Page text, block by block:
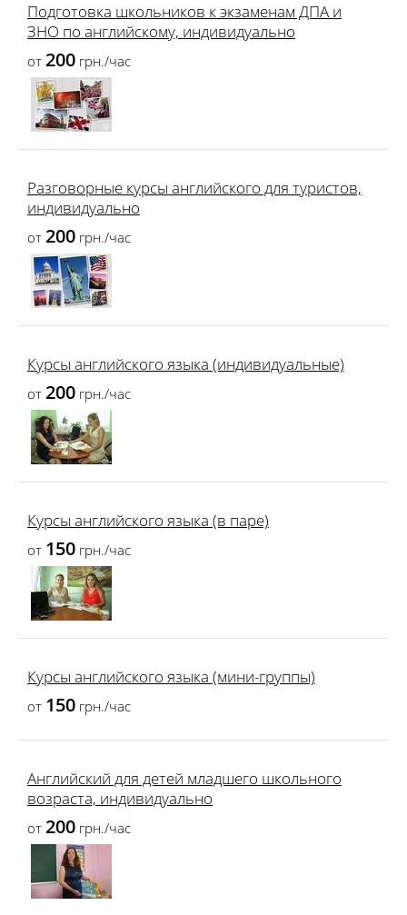
Подготовка школьников к экзаменам ДПА и
ЗНО по английскому, индивидуально
от 200 грн./час
Разговорные курсы английского для туристов,
индивидуально
от 200 грн./час
Курсы английского языка (индивидуальные)
от 200 грн./час
Курсы английского языка (в паре)
от 150 грн./час
Курсы английского языка (мини-группы)
от 150 грн./час
Английский для детей младшего школьного
возраста, индивидуально
от 200 грн./час